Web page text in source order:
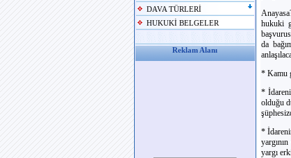
DAVA TÜRLERİ
HUKUKİ BELGELER
Reklam Alanı
hukuki
da
* Kamu
*
olduğu
*
yargı